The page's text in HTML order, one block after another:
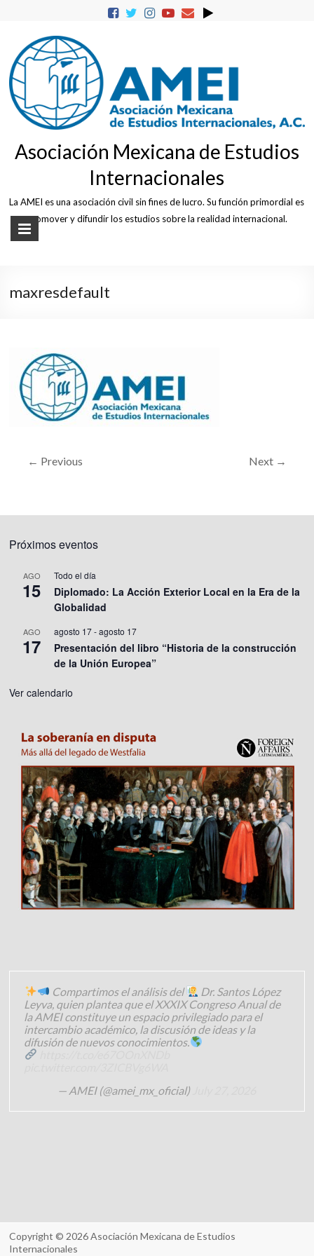
Asociación Mexicana de Estudios
Internacionales
La AMEI es una asociación civil sin fines de lucro. Su función primordial es
promover y difundir los estudios sobre la realidad internacional.
maxresdefault
← Previous Next →
Próximos eventos
AGO
15
Todo el día
Diplomado: La Acción Exterior Local en la Era de la
Globalidad
AGO
17
agosto 17-agosto 17
Presentación del libro “Historia de la construcción
de la Unión Europea”
Ver calendario
Compartimos el análisis del
Dr. Santos López
Leyva, quien plantea que el XXXIX Congreso Anual de
la AMEI constituye un espacio privilegiado para el
intercambio académico, la discusión de ideas y la
difusión de nuevos conocimientos.
— AMEI (@amei_mx_oficial)
Copyright © 2026Asociación Mexicana de Estudios
Internacionales